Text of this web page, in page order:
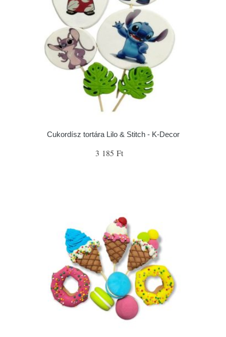
Cukordísz tortára Lilo & Stitch - K-Decor
3 185 Ft